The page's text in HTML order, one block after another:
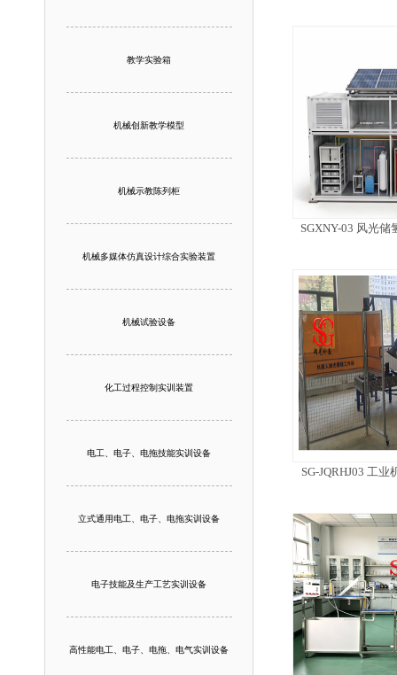
教学实验箱
机械创新教学模型
机械示教陈列柜
机械多媒体仿真设计综合实验装置
机械试验设备
化工过程控制实训装置
电工、电子、电拖技能实训设备
立式通用电工、电子、电拖实训设备
电子技能及生产工艺实训设备
高性能电工、电子、电拖、电气实训设备
SGXNY-03 风光
SG-JQRHJ03 工